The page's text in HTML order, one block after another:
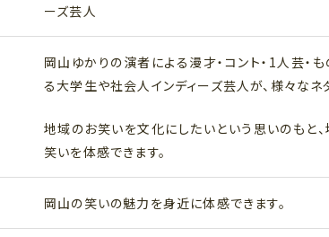
ーズ芸人
岡山ゆかりの演者による漫才・コント・1人芸・
る大学生や社会人インディーズ芸人が、様々なネ
地域のお笑いを文化にしたいという思いのもと
笑いを体感できます。
岡山の笑いの魅力を身近に体感できます。